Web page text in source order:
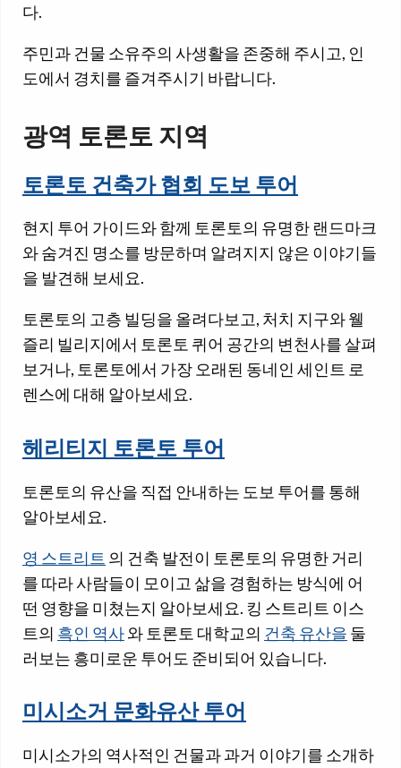
다.
주민과 건물 소유주의 사생활을 존중해 주시고, 인
도에서 경치를 즐겨주시기 바랍니다.
광역 토론토 지역
토론토 건축가 협회 도보 투어
현지 투어 가이드와 함께 토론토의 유명한 랜드마크
와 숨겨진 명소를 방문하며 알려지지 않은 이야기들
을 발견해 보세요.
토론토의 고층 빌딩을 올려다보고, 처치 지구와 웰
즐리 빌리지에서 토론토 퀴어 공간의 변천사를 살펴
보거나, 토론토에서 가장 오래된 동네인 세인트 로
렌스에 대해 알아보세요.
헤리티지 토론토 투어
토론토의 유산을 직접 안내하는 도보 투어를 통해
알아보세요.
영 스트리트 의 건축 발전이 토론토의 유명한 거리
를 따라 사람들이 모이고 삶을 경험하는 방식에 어
떤 영향을 미쳤는지 알아보세요. 킹 스트리트 이스
트의 흑인 역사와 토론토 대학교의 건축 유산을 둘
러보는 흥미로운 투어도 준비되어 있습니다.
미시소거 문화유산 투어
미시소가의 역사적인 건물과 과거 이야기를 소개하